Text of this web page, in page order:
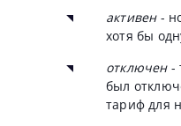
активен-
хотя бы
отключен-
был
тариф для